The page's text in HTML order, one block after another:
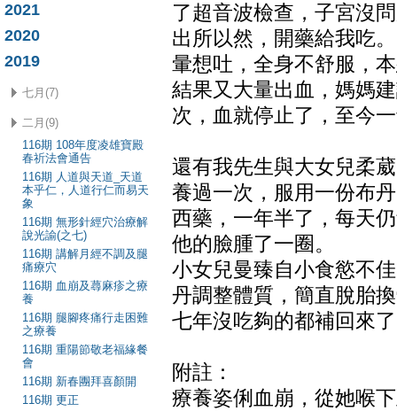
2021
2020
2019
七月(7)
二月(9)
116期 108年度凌雄寶殿
春祈法會通告
116期 人道與天道_天道
本乎仁，人道行仁而易天
象
116期 無形針經穴治療解
說光諭(之七)
116期 講解月經不調及腿
痛療穴
116期 血崩及蕁麻疹之療
養
116期 腿腳疼痛行走困難
之療養
116期 重陽節敬老福緣餐
會
116期 新春團拜喜顏開
116期 更正
了超音波檢查，子宮沒
出所以然，開藥給我吃
暈想吐，全身不舒服，
結果又大量出血，媽媽
次，血就停止了，至今
還有我先生與大女兒柔
養過一次，服用一份布
西藥，一年半了，每天
他的臉腫了一圈。
小女兒曼臻自小食慾不
丹調整體質，簡直脫胎
七年沒吃夠的都補回來
附註：
療養姿俐血崩，從她喉